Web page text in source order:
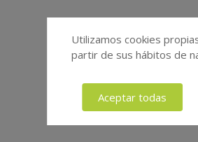
Utilizamos cookies
partir de sus hábitos de
Aceptar todas